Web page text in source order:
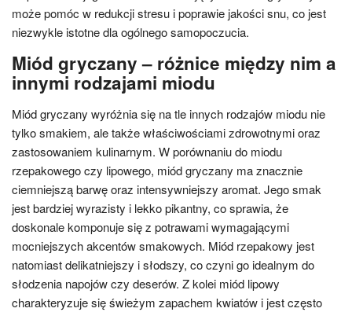
może pomóc w redukcji stresu i poprawie jakości snu, co jest
niezwykle istotne dla ogólnego samopoczucia.
Miód gryczany – różnice między nim a
innymi rodzajami miodu
Miód gryczany wyróżnia się na tle innych rodzajów miodu nie
tylko smakiem, ale także właściwościami zdrowotnymi oraz
zastosowaniem kulinarnym. W porównaniu do miodu
rzepakowego czy lipowego, miód gryczany ma znacznie
ciemniejszą barwę oraz intensywniejszy aromat. Jego smak
jest bardziej wyrazisty i lekko pikantny, co sprawia, że
doskonale komponuje się z potrawami wymagającymi
mocniejszych akcentów smakowych. Miód rzepakowy jest
natomiast delikatniejszy i słodszy, co czyni go idealnym do
słodzenia napojów czy deserów. Z kolei miód lipowy
charakteryzuje się świeżym zapachem kwiatów i jest często